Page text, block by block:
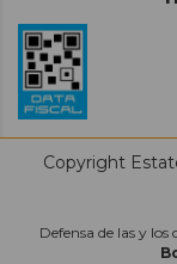
Copyright
Defensa de las y